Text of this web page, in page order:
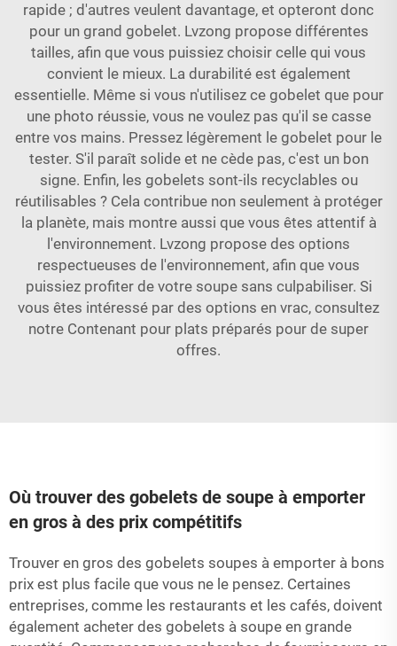
rapide ; d'autres veulent davantage, et opteront donc
pour un grand gobelet. Lvzong propose différentes
tailles, afin que vous puissiez choisir celle qui vous
convient le mieux. La durabilité est également
essentielle. Même si vous n'utilisez ce gobelet que pour
une photo réussie, vous ne voulez pas qu'il se casse
entre vos mains. Pressez légèrement le gobelet pour le
tester. S'il paraît solide et ne cède pas, c'est un bon
signe. Enfin, les gobelets sont-ils recyclables ou
réutilisables ? Cela contribue non seulement à protéger
la planète, mais montre aussi que vous êtes attentif à
l'environnement. Lvzong propose des options
respectueuses de l'environnement, afin que vous
puissiez profiter de votre soupe sans culpabiliser. Si
vous êtes intéressé par des options en vrac, consultez
notre Contenant pour plats préparés pour de super
offres.
Où trouver des gobelets de soupe à emporter
en gros à des prix compétitifs
Trouver en gros des gobelets soupes à emporter à bons
prix est plus facile que vous ne le pensez. Certaines
entreprises, comme les restaurants et les cafés, doivent
également acheter des gobelets à soupe en grande